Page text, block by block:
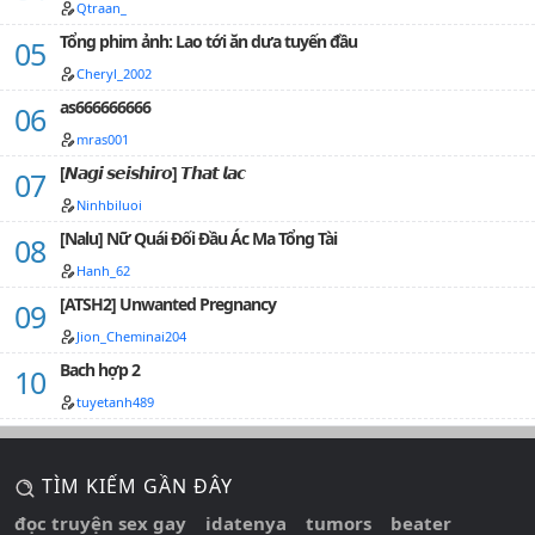
Qtraan_
Tổng phim ảnh: Lao tới ăn dưa tuyến đầu
Cheryl_2002
as666666666
mras001
[𝙉𝙖𝙜𝙞 𝙨𝙚𝙞𝙨𝙝𝙞𝙧𝙤] 𝙏𝙝𝙖𝙩 𝙡𝙖𝙘
Ninhbiluoi
[Nalu] Nữ Quái Đối Đầu Ác Ma Tổng Tài
Hanh_62
[ATSH2] Unwanted Pregnancy
Jion_Cheminai204
Bach hợp 2
tuyetanh489
TÌM KIẾM GẦN ĐÂY
đọc truyện sex gay idatenya tumors beater